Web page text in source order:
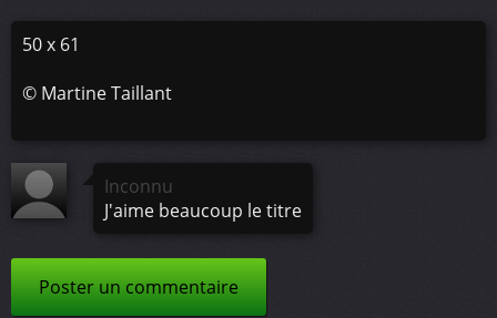
50 x 61
© Martine Taillant
Inconnu
J'aime beaucoup le titre
Poster un commentaire